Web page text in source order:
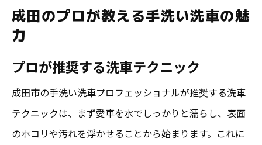
成田のプロが教える手洗い洗車の魅
力
プロが推奨する洗車テクニック
成田市の手洗い洗車プロフェッショナルが推奨する洗車
テクニックは、まず愛車を水でしっかりと濡らし、表面
のホコリや汚れを浮かせることから始まります。これに